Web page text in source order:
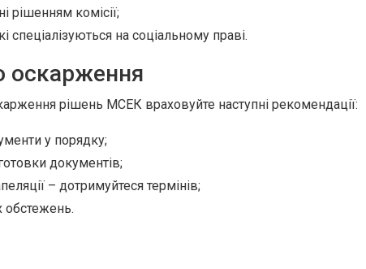
рішенням комісії;
спеціалізуються на соціальному праві.
оскарження
рішень МСЕК враховуйте наступні рекомендації:
у порядку;
документів;
– дотримуйтеся термінів;
обстежень.